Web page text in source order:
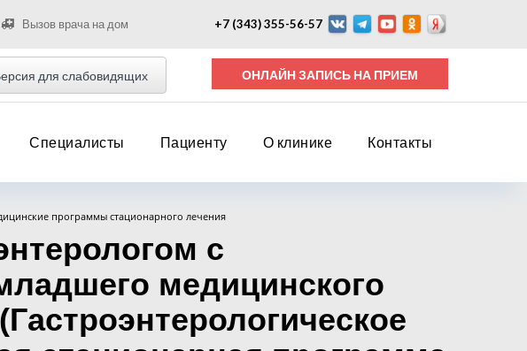
Вызов врача на дом +7 (343) 355-56-57
для слабовидящих ОНЛАЙН ЗАПИСЬ НА ПРИЕМ
Специалисты Пациенту О клинике Контакты
программы стационарного лечения
с
медицинского